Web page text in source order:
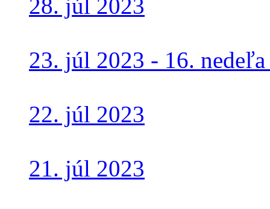
28. júl 2023
23. júl 2023 - 16.
22. júl 2023
21. júl 2023